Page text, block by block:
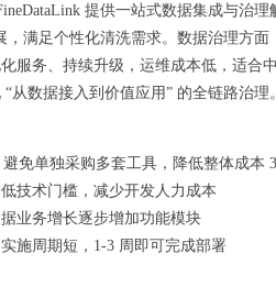
提供一站式数据集成与治
，满足个性化清洗需求。数据治理方
服务、持续升级，运维成本低，适合
从数据接入到价值应用” 的全链路治理
免单独采购多套工具，降低整体成本
技术门槛，减少开发人力成本
业务增长逐步增加功能模块
施周期短，1-3 周即可完成部署